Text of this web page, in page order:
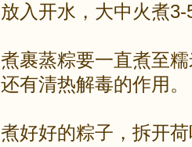
放入开水，大中火煮
煮裹蒸粽要一直煮至
还有清热解毒的作用。
煮好好的粽子，拆开